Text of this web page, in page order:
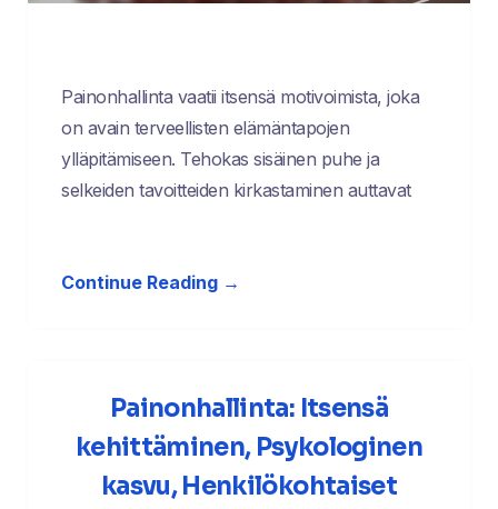
Painonhallinta vaatii itsensä motivoimista, joka
on avain terveellisten elämäntapojen
ylläpitämiseen. Tehokas sisäinen puhe ja
selkeiden tavoitteiden kirkastaminen auttavat
Continue Reading →
Painonhallinta: Itsensä
kehittäminen, Psykologinen
kasvu, Henkilökohtaiset